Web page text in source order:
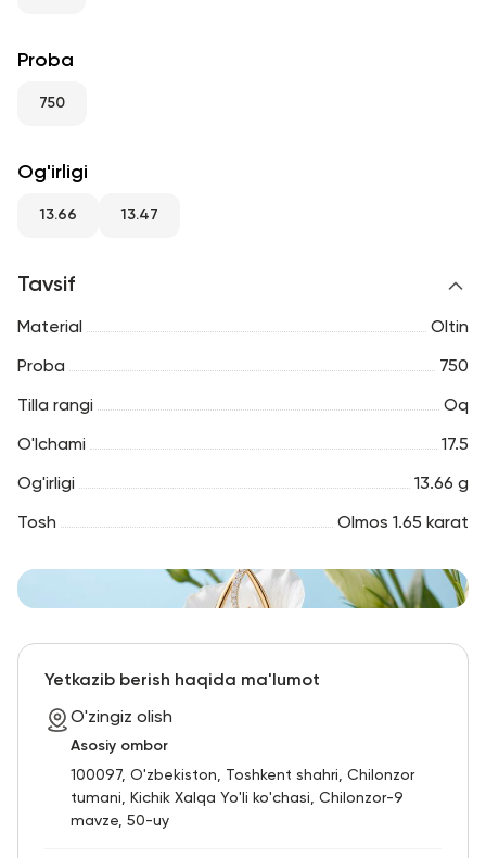
Proba
750
Og'irligi
13.66 13.47
Tavsif
Material Oltin
Proba 750
Tilla rangi Oq
O'lchami 17.5
Og'irligi 13.66 g
Tosh Olmos 1.65 karat
Yetkazib berish haqida ma'lumot
O'zingiz olish
Asosiy ombor
100097, O'zbekiston, Toshkent shahri, Chilonzor
tumani, Kichik Xalqa Yo'li ko'chasi, Chilonzor-9
mavze, 50-uy